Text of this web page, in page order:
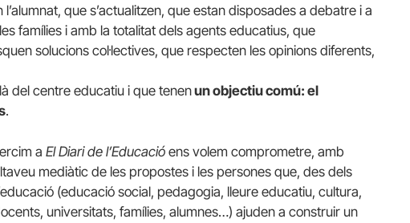
que s’actualitzen, que estan disposades a debatre i a
famílies i amb la totalitat dels agents educatius, que
solucions col·lectives, que respecten les opinions diferents,
del centre educatiu i que tenenun objectiu comú: el
.
a El Diari de l’Educació ens volem comprometre, amb
mediàtic de les propostes i les persones que, des dels
(educació social, pedagogia, lleure educatiu, cultura,
universitats, famílies, alumnes…) ajuden a construir un